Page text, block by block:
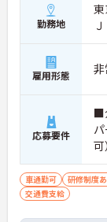
勤務地
雇用形態
応募要件
■
可）
車通勤可 研修制度
交通費支給